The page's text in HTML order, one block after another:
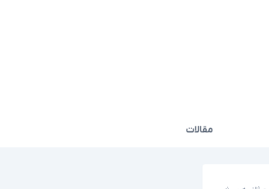
مقالات